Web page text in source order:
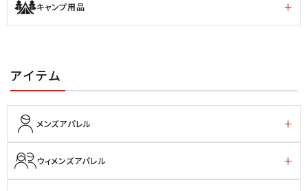
キャンプ用品
アイテム
メンズアパレル
ウィメンズアパレル